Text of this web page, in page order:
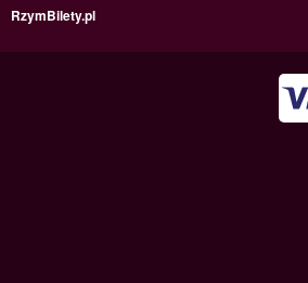
RzymBilety.pl